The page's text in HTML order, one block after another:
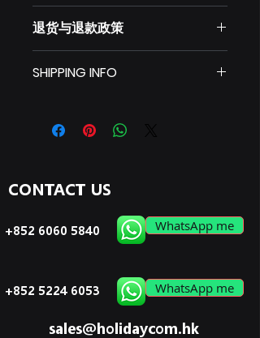
品的更多信息，例如尺寸、材料、保养
和清洗说明。另外，也可在此处描述产
品的独特之处，以及能给客户带来哪些
好处。买家总是希望能在购买之前清楚
品。
退货与退款政策
户说明如何处理不满意的产品。退款或
忧。
SHIPPING INFO
place to add more information
about your shipping methods,
your shipping policy is a great way
customers that they can buy from
you with confidence.
CONTACT US
+852 6060 5840
+852 5224 6053
WhatsApp me
WhatsApp me
sales@holidaycom.hk